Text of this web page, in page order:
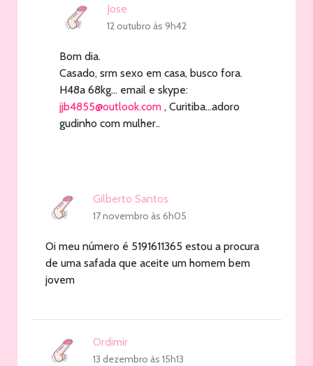
Jose
12 outubro às 9h42
Bom dia.
Casado, srm sexo em casa, busco fora.
H48a 68kg… email e skype:
jjb4855@outlook.com , Curitiba…adoro
gudinho com mulher..
Gilberto Santos
17 novembro às 6h05
Oi meu número é 5191611365 estou a procura
de uma safada que aceite um homem bem
jovem
Ordimir
13 dezembro às 15h13